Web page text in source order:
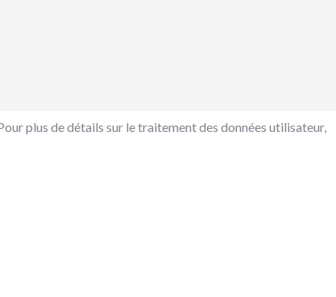
plus de détails sur le traitement des données utilisateur,